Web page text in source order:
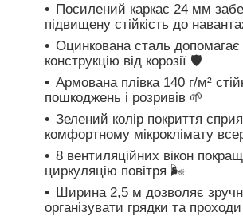
Посилений каркас 24 мм
підвищену стійкість до
Оцинкована сталь допомагає
конструкцію від корозії 🛡️
Армована плівка 140 г/м²
пошкоджень і розривів 🌱
Зелений колір покриття
комфортному мікроклімату
8 вентиляційних вікон
циркуляцію повітря 🌬️
Ширина 2,5 м дозволяє
організувати грядки та